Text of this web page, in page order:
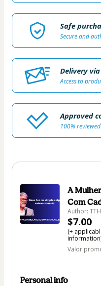
Safe
Secure and
Delivery
Access to
Approved
100%
A
Com
Author:
$7.00
(+
Valor
Personal info